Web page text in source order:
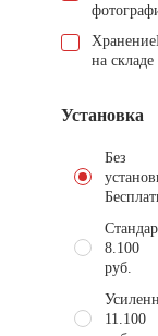
Хранение
на складе
Установка
Без
8.100
руб.
11.100